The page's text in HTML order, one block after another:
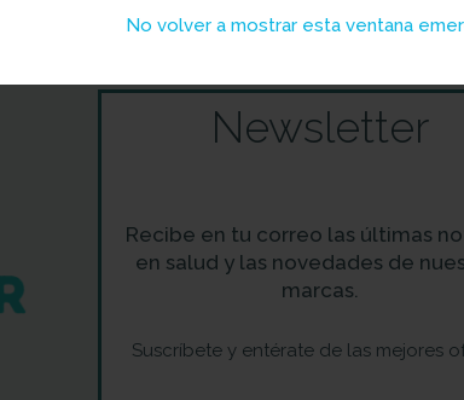
No volver a mostrar esta ventana
Newsletter
Recibe en tu correo las últimas
en salud y las novedades de
marcas.
Suscríbete y entérate de las mejores